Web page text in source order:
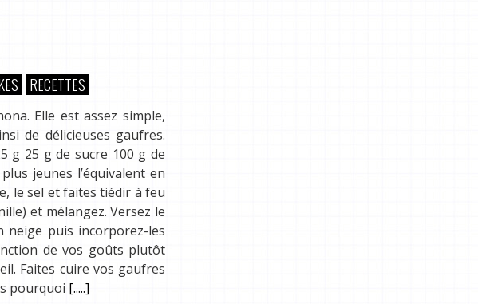
RECETTES
Elle est assez simple,
de délicieuses gaufres.
g 25 g de sucre 100 g de
jeunes l’équivalent en
le sel et faites tiédir à feu
et mélangez. Versez le
neige puis incorporez-les
de vos goûts plutôt
Faites cuire vos gaufres
pourquoi [.....]